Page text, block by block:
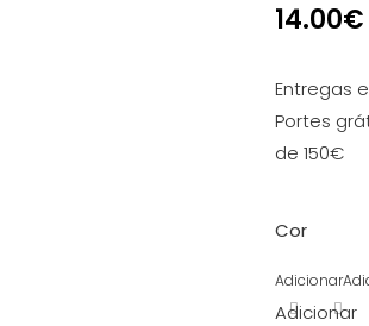
14.00€
Entregas
Portes
de 150€
Cor
Adicionar
Adicionar